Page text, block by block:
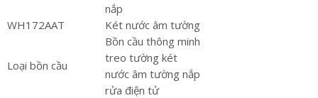
nắp
WH172AAT
Két nước âm tường
Loại bồn cầu
Bồn cầu thông minh
treo tường két
nước âm tường nắp
rửa điện tử